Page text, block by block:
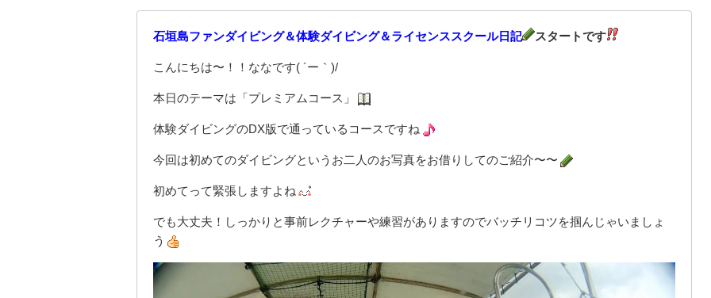
石垣島ファンダイビング＆体験ダイビング＆ライセンススクール日記 スタートです
こんにちは〜！！ななです( ´ー｀)/
本日のテーマは「プレミアムコース」
体験ダイビングのDX版で通っているコースですね
今回は初めてのダイビングというお二人のお写真をお借りしてのご紹介〜〜
初めてって緊張しますよね
でも大丈夫！しっかりと事前レクチャーや練習がありますのでバッチリコツを掴んじゃいましょ
う